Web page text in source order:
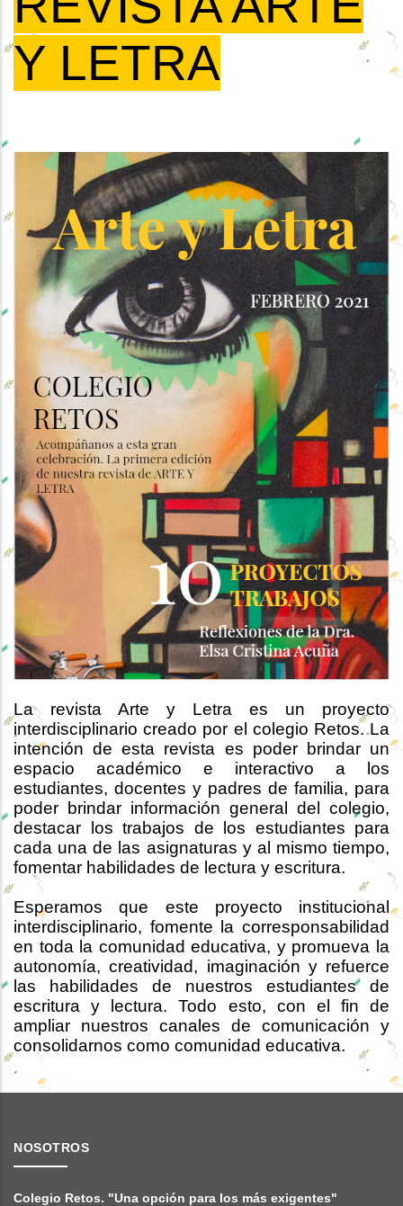
Y LETRA
La revista Arte y Letra es un proyecto
interdisciplinario creado por el colegio Retos. La
intención de esta revista es poder brindar un
espacio académico e interactivo a los
estudiantes, docentes y padres de familia, para
poder brindar información general del colegio,
destacar los trabajos de los estudiantes para
cada una de las asignaturas y al mismo tiempo,
fomentar habilidades de lectura y escritura.
Esperamos que este proyecto institucional
interdisciplinario, fomente la corresponsabilidad
en toda la comunidad educativa, y promueva la
autonomía, creatividad, imaginación y refuerce
las habilidades de nuestros estudiantes de
escritura y lectura. Todo esto, con el fin de
ampliar nuestros canales de comunicación y
consolidarnos como comunidad educativa.
NOSOTROS
Colegio Retos. "Una opción para los más exigentes"